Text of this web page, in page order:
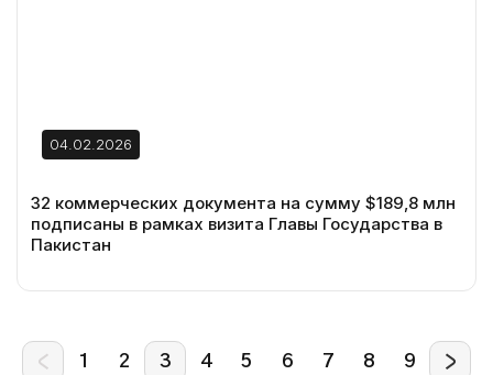
04.02.2026
32 коммерческих документа на сумму $189,8 млн
подписаны в рамках визита Главы Государства в
Пакистан
1 2 3 4 5 6 7 8 9